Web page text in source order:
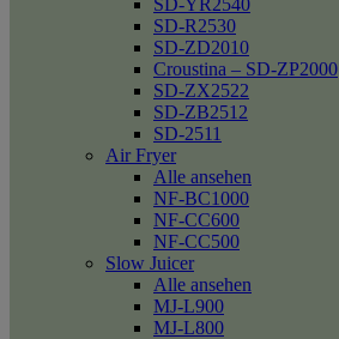
SD-YR2540
SD-R2530
SD-ZD2010
Croustina – SD-ZP2000
SD-ZX2522
SD-ZB2512
SD-2511
Air Fryer
Alle ansehen
NF-BC1000
NF-CC600
NF-CC500
Slow Juicer
Alle ansehen
MJ-L900
MJ-L800